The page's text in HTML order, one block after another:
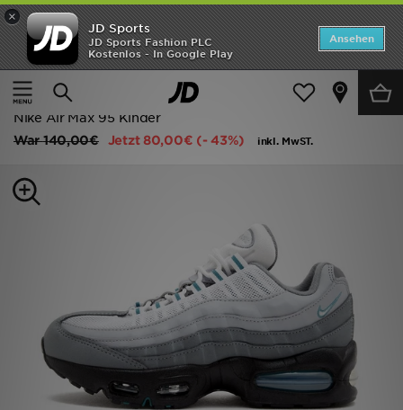
×
JD Sports
JD Sports Fashion PLC
Kostenlos - In Google Play
Ansehen
Startseite
Kinder
Schuhe Jugendliche (Gr. 36-38.5)
Nike Air Max 95 Kinder
War140,00€ Jetzt 80,00€ (- 43%) inkl. MwST.
Startseite
ANGEBOTE
Marken
Herren
Bestsellers
JD Exklusives
Fußball